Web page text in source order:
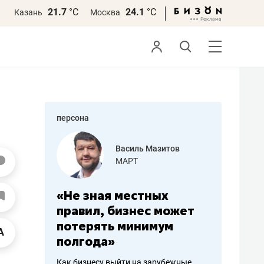
Казань 21.7 °С Москва 24.1 °С
персона
работа
Василь Мазитов
МАРТ
«Не зная местных
правил, бизнес может
потерять минимум
полгода»